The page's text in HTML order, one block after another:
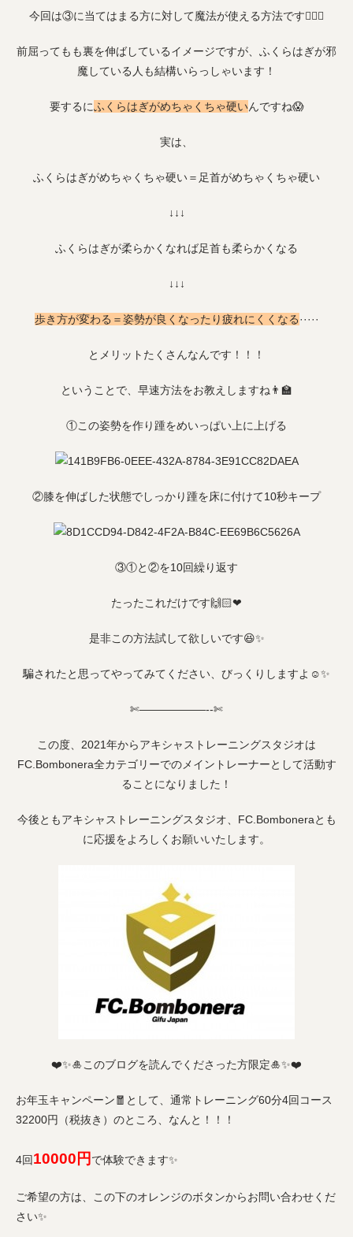
今回は③に当てはまる方に対して魔法が使える方法です🧞‍♀️✨
前屈ってもも裏を伸ばしているイメージですが、ふくらはぎが邪
魔している人も結構いらっしゃいます！
要するにふくらはぎがめちゃくちゃ硬いんですね😱
実は、
ふくらはぎがめちゃくちゃ硬い＝足首がめちゃくちゃ硬い
↓↓↓
ふくらはぎが柔らかくなれば足首も柔らかくなる
↓↓↓
歩き方が変わる＝姿勢が良くなったり疲れにくくなる·····
とメリットたくさんなんです！！！
ということで、早速方法をお教えしますね👨‍🏫
①この姿勢を作り踵をめいっぱい上に上げる
②膝を伸ばした状態でしっかり踵を床に付けて10秒キープ
③①と②を10回繰り返す
たったこれだけです🙌🏻❤
是非この方法試して欲しいです😆✨
騙されたと思ってやってみてください、びっくりしますよ☺️✨
✄——————-‐✄
この度、 2021年からアキシャストレーニングスタジオは
FC.Bombonera全カテゴリーでのメイントレーナーとして活動す
ることになりました！
今後ともアキシャストレーニングスタジオ、 FC.Bomboneraとも
に応援をよろしくお願いいたします。
❤️✨🎍このブログを読んでくださった方限定🎍✨❤️
お年玉キャンペーン🧧として、通常トレーニング60分4回コース
32200円（税抜き）のところ、なんと！！！
4回10000円 で体験できます✨
ご希望の方は、この下のオレンジのボタンからお問い合わせくだ
さい✨